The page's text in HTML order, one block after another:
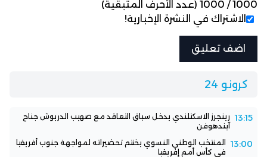
1000
/
1000 (عدد الأحرف المتبقية)
الاشتراك في النشرة الإخبارية!
كرونو 24
13:15 رينجرز الاسكتلندي يدخل سباق التعاقد مع صهيب الدريوش جناح
آيندهوفن
13:00
المنتخب الوطني النسوي يختتم تحضيراته لمواجهة جنوب أفريقيا
في كأس أمم إفريقيا